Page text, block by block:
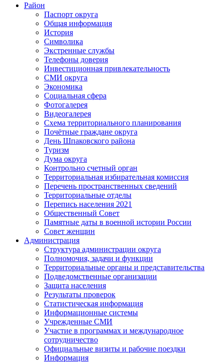
Район
Паспорт округа
Общая информация
История
Символика
Экстренные службы
Телефоны доверия
Инвестиционная привлекательность
СМИ округа
Экономика
Социальная сфера
Фотогалерея
Видеогалерея
Схема территориального планирования
Почётные граждане округа
День Шпаковского района
Туризм
Дума округа
Контрольно счетный орган
Территориальная избирательная комиссия
Перечень пространственных сведений
Территориальные отделы
Перепись населения 2021
Общественный Совет
Памятные даты в военной истории России
Совет женщин
Администрация
Структура администрации округа
Полномочия, задачи и функции
Территориальные органы и представительства
Подведомственные организации
Защита населения
Результаты проверок
Статистическая информация
Информационные системы
Учрежденные СМИ
Участие в программах и международное
сотрудничество
Официальные визиты и рабочие поездки
Информация